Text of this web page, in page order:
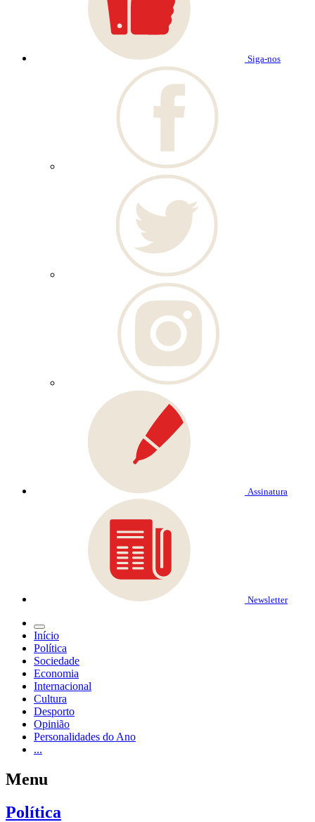
Siga-nos
Assinatura
Newsletter
Início
Política
Sociedade
Economia
Internacional
Cultura
Desporto
Opinião
Personalidades do Ano
...
Menu
Política